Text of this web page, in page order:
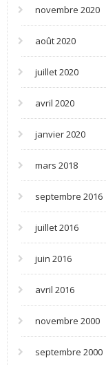
novembre 2020
août 2020
juillet 2020
avril 2020
janvier 2020
mars 2018
septembre 2016
juillet 2016
juin 2016
avril 2016
novembre 2000
septembre 2000